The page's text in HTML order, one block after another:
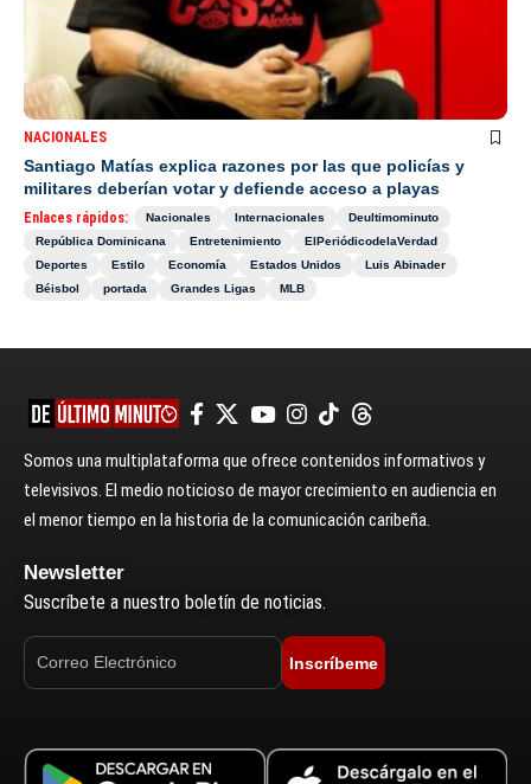
NACIONALES
Santiago Matías explica razones por las que policías y
militares deberían votar y defiende acceso a playas
Enlaces rápidos: Nacionales Internacionales
Deultimominuto
República Dominicana
Entretenimiento
ElPeriódicodelaVerdad
Deportes
Estilo Economía Estados Unidos
Luis Abinader
Béisbol
portada Grandes Ligas MLB
Somos una multiplataforma que ofrece contenidos informativos y
televisivos. El medio noticioso de mayor crecimiento en audiencia en
el menor tiempo en la historia de la comunicación caribeña.
Newsletter
Suscríbete a nuestro boletín de noticias.
Inscríbeme